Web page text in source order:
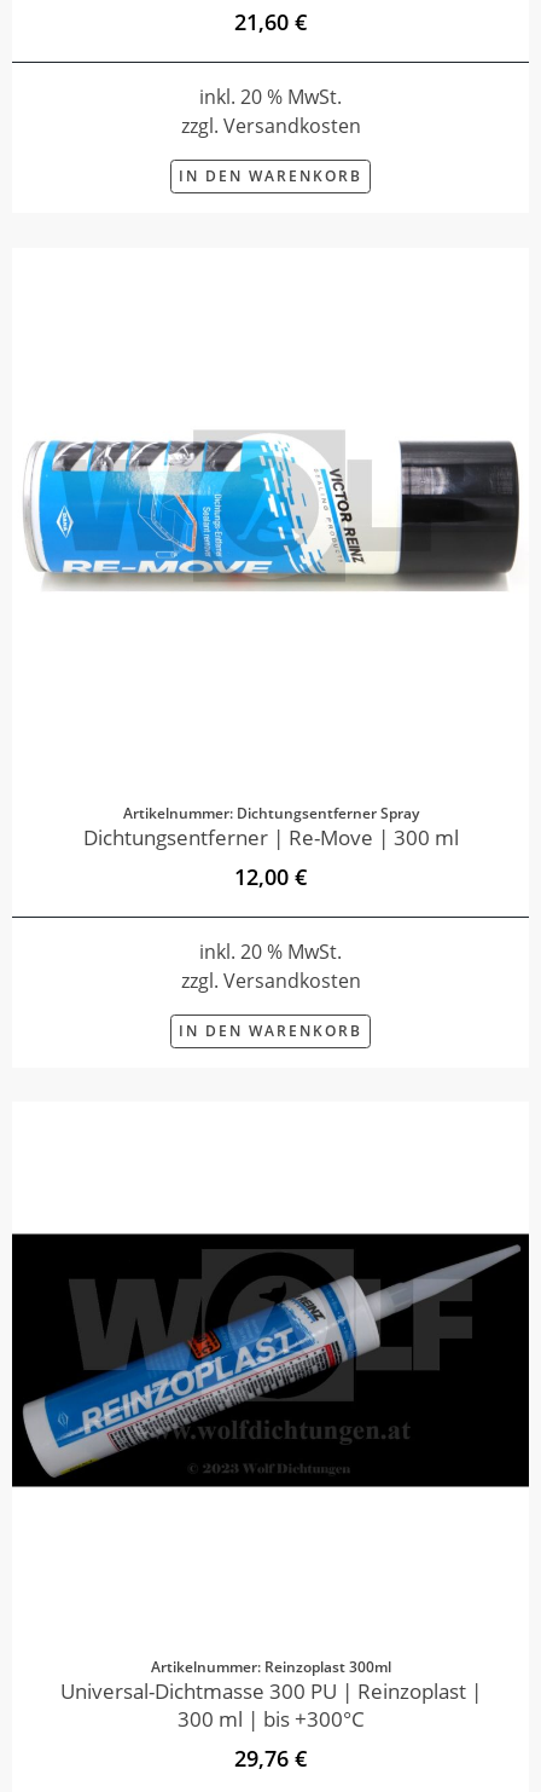
21,60 €
inkl. 20 % MwSt.
zzgl. Versandkosten
IN DEN WARENKORB
Artikelnummer: Dichtungsentferner Spray
Dichtungsentferner | Re-Move | 300 ml
12,00 €
inkl. 20 % MwSt.
zzgl. Versandkosten
IN DEN WARENKORB
Artikelnummer: Reinzoplast 300ml
Universal-Dichtmasse 300 PU | Reinzoplast |
300 ml | bis +300°C
29,76 €